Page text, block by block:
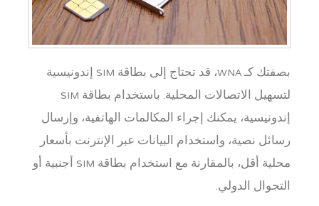
بصفتك كـ WNA، قد تحتاج إلى بطاقة SIM إندونيسية
لتسهيل الاتصالات المحلية. باستخدام بطاقة SIM
إندونيسية، يمكنك إجراء المكالمات الهاتفية، وإرسال
رسائل نصية، واستخدام البيانات عبر الإنترنت بأسعار
محلية أقل، بالمقارنة مع استخدام بطاقة SIM أجنبية أو
التجوال الدولي.